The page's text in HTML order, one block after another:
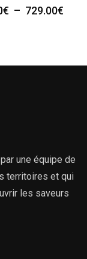
€ – 729.00€
à
une équipe de
territoires et qui
les saveurs